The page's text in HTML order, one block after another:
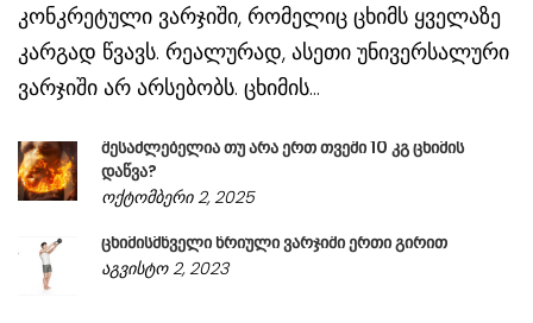
კონკრეტული ვარჯიში, რომელიც ცხიმს ყველაზე
კარგად წვავს. რეალურად, ასეთი უნივერსალური
ვარჯიში არ არსებობს. ცხიმის...
შესაძლებელია თუ არა ერთ თვეში 10 კგ ცხიმის
დაწვა?
ოქტომბერი 2, 2025
ცხიმისმწველი წრიული ვარჯიში ერთი გირით
აგვისტო 2, 2023